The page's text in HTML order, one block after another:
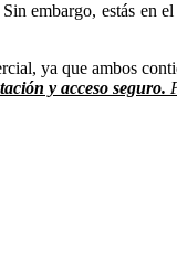
embargo, estás en
ya que ambos
y acceso seguro.